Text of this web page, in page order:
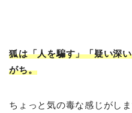
狐は「人を騙す」「疑い深
がち。
ちょっと気の毒な感じがしま